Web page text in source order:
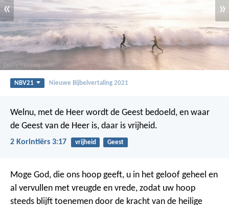
« »
NBV21 Nieuwe Bijbelvertaling 2021
Welnu, met de Heer wordt de Geest bedoeld, en waar
de Geest van de Heer is, daar is vrijheid.
2 Korintiërs 3:17 vrijheid Geest
Moge God, die ons hoop geeft, u in het geloof geheel en
al vervullen met vreugde en vrede, zodat uw hoop
steeds blijft toenemen door de kracht van de heilige